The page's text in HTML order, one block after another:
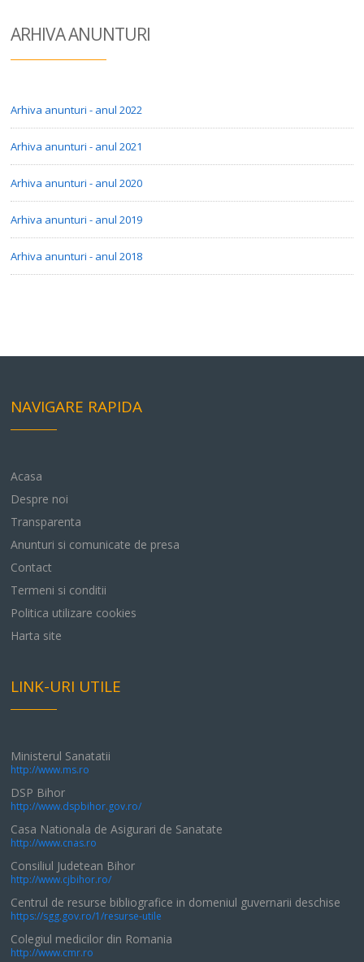
ARHIVA ANUNTURI
Arhiva anunturi - anul 2022
Arhiva anunturi - anul 2021
Arhiva anunturi - anul 2020
Arhiva anunturi - anul 2019
Arhiva anunturi - anul 2018
NAVIGARE RAPIDA
Acasa
Despre noi
Transparenta
Anunturi si comunicate de presa
Contact
Termeni si conditii
Politica utilizare cookies
Harta site
LINK-URI UTILE
Ministerul Sanatatii
http://www.ms.ro
DSP Bihor
http://www.dspbihor.gov.ro/
Casa Nationala de Asigurari de Sanatate
http://www.cnas.ro
Consiliul Judetean Bihor
http://www.cjbihor.ro/
Centrul de resurse bibliografice in domeniul guvernarii deschise
https://sgg.gov.ro/1/resurse-utile
Colegiul medicilor din Romania
http://www.cmr.ro